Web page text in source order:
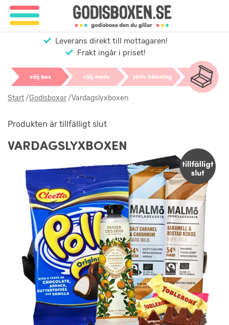
Leverans direkt till mottagaren!
Frakt ingår i priset!
välj box välj motiv skriv hälsning
Start/Godisboxar/Vardagslyxboxen
VARDAGSLYXBOXEN
Produkten är tillfälligt slut